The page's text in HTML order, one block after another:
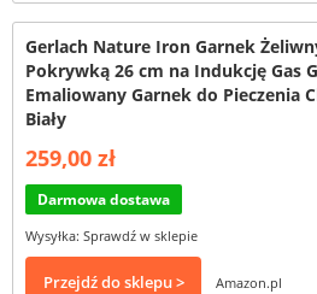
Gerlach Nature Iron Garnek
Pokrywką 26 cm na Indukcję Gas
Emaliowany Garnek do Pieczenia
Biały
259,00 zł
Darmowa dostawa
Wysyłka: Sprawdź w sklepie
Przejdź do sklepu > Amazon.pl